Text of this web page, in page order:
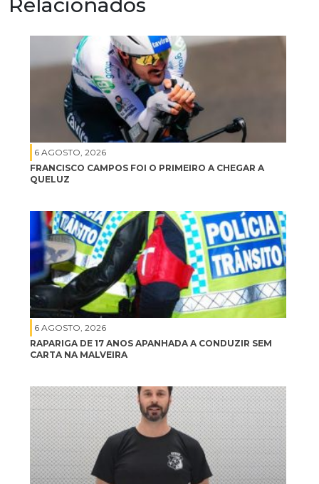
6 AGOSTO, 2026
FRANCISCO CAMPOS FOI O PRIMEIRO A CHEGAR A
QUELUZ
6 AGOSTO, 2026
RAPARIGA DE 17 ANOS APANHADA A CONDUZIR SEM
CARTA NA MALVEIRA